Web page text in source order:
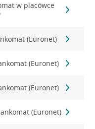
w placówce
(Euronet)
(Euronet)
(Euronet)
(Euronet)